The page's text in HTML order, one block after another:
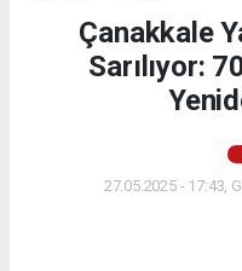
Çanakkale
Sarılıyor:
27.05.2025 - 17:43,